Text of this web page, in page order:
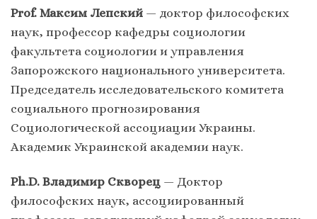
Prof. Максим Лепский — доктор философских
наук, профессор кафедры социологии
факультета социологии и управления
Запорожского национального университета.
Председатель исследовательского комитета
социального прогнозирования
Социологической ассоциации Украины.
Академик Украинской академии наук.
Ph.D. Владимир Скворец — Доктор
философских наук, ассоциированный